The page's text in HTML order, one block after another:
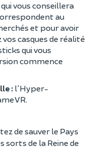
vous conseillera
au
et pour avoir
casques de réalité
qui vous
commence
: l'Hyper-
VR.
de sauver le Pays
sorts de la Reine de